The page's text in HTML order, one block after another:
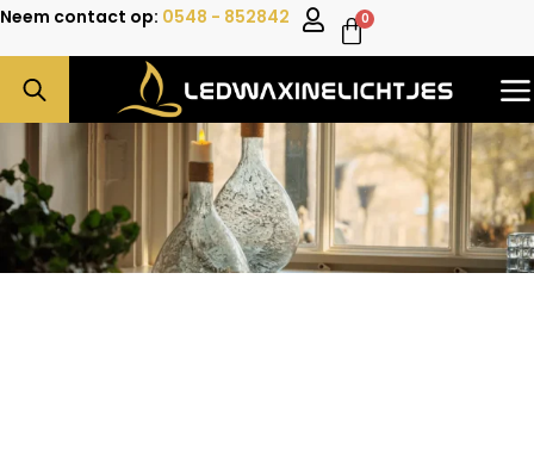
Neem contact op: 0548 - 852842 0